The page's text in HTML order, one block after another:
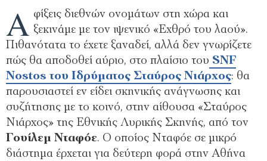
Α φίξεις διεθνών ονομάτων στη χώρα και
ξεκινάμε με τον ιψενικό «Εχθρό του λαού».
Πιθανότατα το έχετε ξαναδεί, αλλά δεν γνωρίζετε
πώς θα αποδοθεί αύριο, στο πλαίσιο του SNF
Nostos του Ιδρύματος Σταύρος Νιάρχος: θα
παρουσιαστεί εν είδει σκηνικής ανάγνωσης και
συζήτησης με το κοινό, στην αίθουσα «Σταύρος
Νιάρχος» της Εθνικής Λυρικής Σκηνής, από τον
Γουίλεμ Νταφόε. Ο οποίος Νταφόε σε μικρό
διάστημα έρχεται για δεύτερη φορά στην Αθήνα